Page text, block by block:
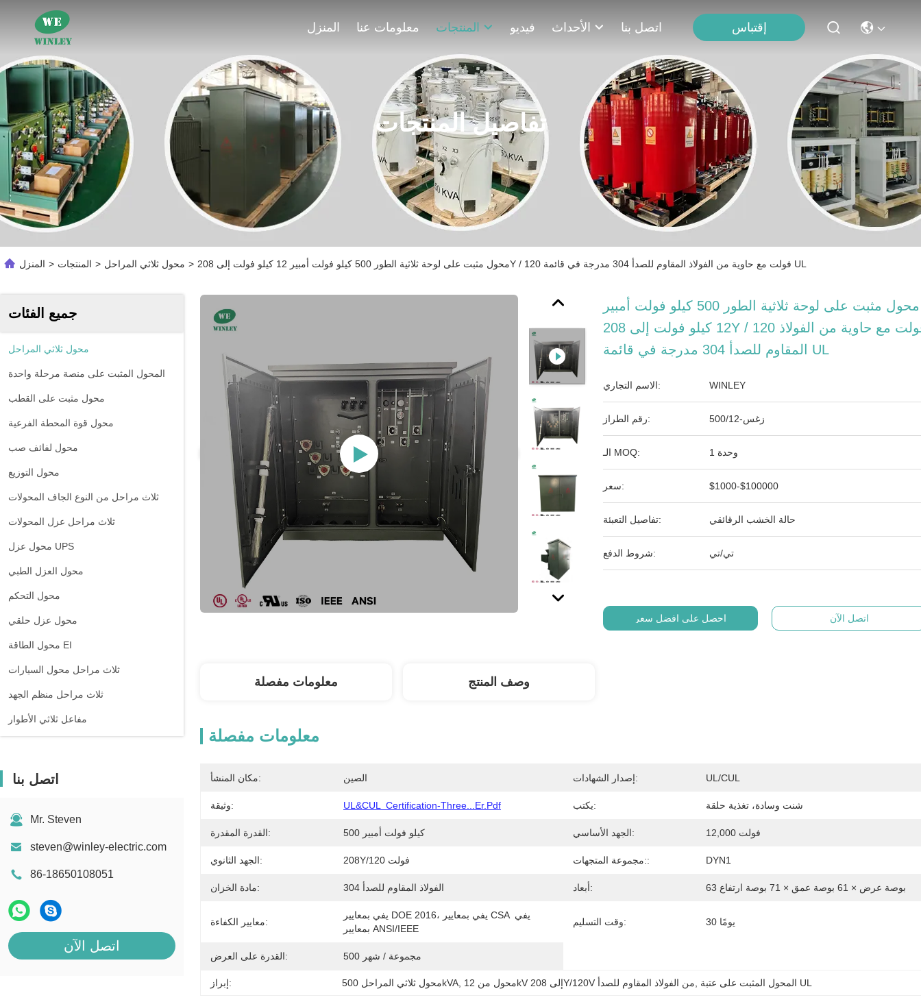
المنزل معلومات عنا المنتجات فيديو الأحداث اتصل بنا إقتباس
تفاصيل المنتجات
المنزل > المنتجات > محول ثلاثي المراحل > محول مثبت على لوحة ثلاثية الطور 500 كيلو فولت أمبير 12 كيلو فولت إلى 208Y / 120 فولت مع حاوية من الفولاذ المقاوم للصدأ 304 مدرجة في قائمة UL
جميع الفئات
محول ثلاثي المراحل
المحول المثبت على منصة مرحلة واحدة
محول مثبت على القطب
محول قوة المحطة الفرعية
محول لفائف صب
محول التوزيع
ثلاث مراحل من النوع الجاف المحولات
ثلاث مراحل عزل المحولات
محول عزل UPS
محول العزل الطبي
محول التحكم
محول عزل حلقي
محول الطاقة EI
ثلاث مراحل محول السيارات
ثلاث مراحل منظم الجهد
مفاعل ثلاثي الأطوار
اتصل بنا
Mr. Steven
steven@winley-electric.com
86-18650108051
اتصل الآن
محول مثبت على لوحة ثلاثية الطور 500 كيلو فولت أمبير
12 كيلو فولت إلى 208Y / 120 فولت مع حاوية من الفولاذ
المقاوم للصدأ 304 مدرجة في قائمة UL
الاسم التجاري: WINLEY
رقم الطراز: زغس-500/12
الـ MOQ: 1 وحدة
سعر: $1000-$100000
تفاصيل التعبئة: حالة الخشب الرقائقي
شروط الدفع: تي/تي
احصل على افضل سعر اتصل الآن
معلومات مفصلة وصف المنتج
معلومات مفصلة
مكان المنشأ: الصين إصدار الشهادات: UL/cUL
وثيقة: UL&cUL  Certification-Three...er.pdf يكتب: شنت وسادة، تغذية حلقة
القدرة المقدرة: 500 كيلو فولت أمبير الجهد الأساسي: 12,000 فولت
الجهد الثانوي: 208Y/120 فولت مجموعة المتجهات:: DYN1
مادة الخزان: 304 الفولاذ المقاوم للصدأ أبعاد: 63 بوصة عرض × 61 بوصة عمق × 71 بوصة ارتفاع
معايير الكفاءة:
يفي بمعايير DOE 2016، يفي بمعايير CSA يفي
بمعايير ANSI/IEEE
وقت التسليم: 30 يومًا
القدرة على العرض: 500 مجموعة / شهر
إبراز: محول ثلاثي المراحل 500kVA محول من 12kV إلى 208Y/120V من الفولاذ المقاوم للصدأ المحول المثبت على عتبة UL